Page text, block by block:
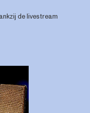
de livestream